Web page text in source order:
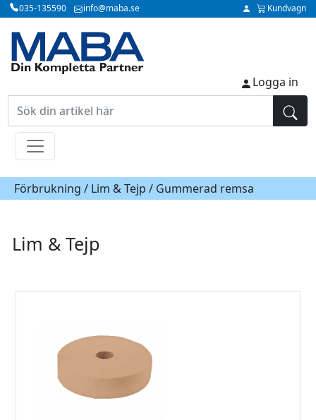
035-135590 info@maba.se Kundvagn
Logga in
Förbrukning / Lim & Tejp / Gummerad remsa
Lim & Tejp